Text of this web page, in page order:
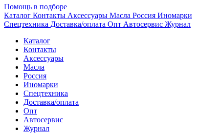
Помощь в подборе
Каталог Контакты Аксессуары Масла Россия Иномарки
Спецтехника Доставка/оплата Опт Автосервис Журнал
Каталог
Контакты
Аксессуары
Масла
Россия
Иномарки
Спецтехника
Доставка/оплата
Опт
Автосервис
Журнал